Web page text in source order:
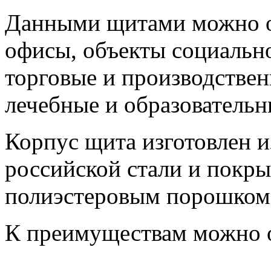
Данными щитами можно
офисы, объекты
торговые и
лечебные и
Корпус щита изготовлен
российской стали и
полиэстеровым
К преимуществам можно